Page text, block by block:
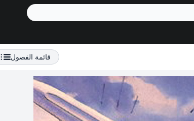
قائمة الفصول